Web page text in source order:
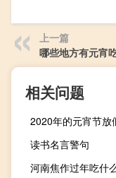
上一篇
哪些地方有元宵
相关问题
2020年的元宵节放
读书名言警句
河南焦作过年吃什